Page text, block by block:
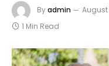
Byadmin August
1 Min Read